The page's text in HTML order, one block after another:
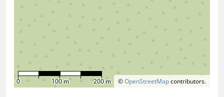
©OpenStreetMapcontributors.
0 100 m 200 m